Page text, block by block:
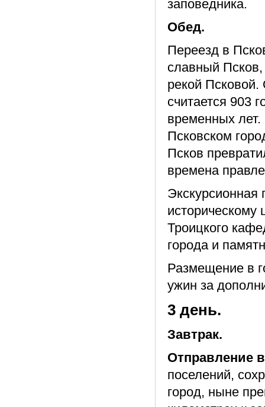
заповедника.
Обед.
Переезд в
славный Псков,
рекой
считается 903
временных лет.
Псковском
Псков
времена
Экскурсионная
историческому
Троицкого
города и
Размещение в
ужин за
3 день.
Завтрак.
Отправление
поселений,
город, ныне